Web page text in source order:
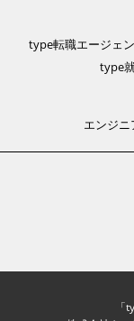
type転職エージェ
type
エンジ